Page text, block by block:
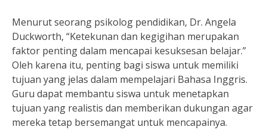
Menurut seorang psikolog pendidikan, Dr. Angela
Duckworth, “Ketekunan dan kegigihan merupakan
faktor penting dalam mencapai kesuksesan belajar.”
Oleh karena itu, penting bagi siswa untuk memiliki
tujuan yang jelas dalam mempelajari Bahasa Inggris.
Guru dapat membantu siswa untuk menetapkan
tujuan yang realistis dan memberikan dukungan agar
mereka tetap bersemangat untuk mencapainya.